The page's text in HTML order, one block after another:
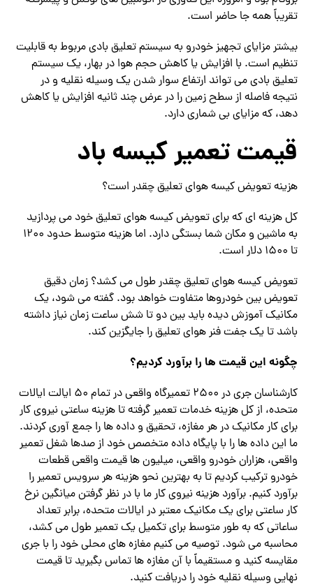
تقریباً همه جا حاضر است.
بیشتر مزایای تجهیز خودرو به سیستم تعلیق بادی مربوط به قابلیت
تنظیم است. با افزایش یا کاهش حجم هوا در بهار، یک سیستم
تعلیق بادی می تواند ارتفاع سوار شدن یک وسیله نقلیه و در
نتیجه فاصله از سطح زمین را در عرض چند ثانیه افزایش یا کاهش
دهد، که مزایای بی شماری دارد.
قیمت تعمیر کیسه باد
هزینه تعویض کیسه هوای تعلیق چقدر است؟
کل هزینه ای که برای تعویض کیسه هوای تعلیق خود می پردازید
به ماشین و مکان شما بستگی دارد. اما هزینه متوسط ​​حدود 1200
تا 1500 دلار است.
تعویض کیسه هوای تعلیق چقدر طول می کشد؟ زمان دقیق
تعویض بین خودروها متفاوت خواهد بود. گفته می شود، یک
مکانیک آموزش دیده باید بین دو تا شش ساعت زمان نیاز داشته
باشد تا یک جفت فنر هوای تعلیق را جایگزین کند.
چگونه این قیمت ها را برآورد کردیم؟
کارشناسان جری در 2500 تعمیرگاه واقعی در تمام 50 ایالت ایالات
متحده، از کل هزینه خدمات تعمیر گرفته تا هزینه ساعتی نیروی کار
برای کار مکانیک در هر مغازه، تحقیق و داده ها را جمع آوری کردند.
ما این داده ها را با پایگاه داده متخصص خود از صدها شغل تعمیر
واقعی، هزاران خودرو واقعی، میلیون ها قیمت واقعی قطعات
خودرو ترکیب کردیم تا به بهترین نحو هزینه هر سرویس تعمیر را
برآورد کنیم. برآورد هزینه نیروی کار ما با در نظر گرفتن میانگین نرخ
کار ساعتی برای یک مکانیک معتبر در ایالات متحده، برابر تعداد
ساعاتی که به طور متوسط ​​برای تکمیل یک تعمیر طول می کشد،
محاسبه می شود. توصیه می کنیم مغازه های محلی خود را با جری
مقایسه کنید و مستقیماً با آن مغازه ها تماس بگیرید تا قیمت
نهایی وسیله نقلیه خود را دریافت کنید.